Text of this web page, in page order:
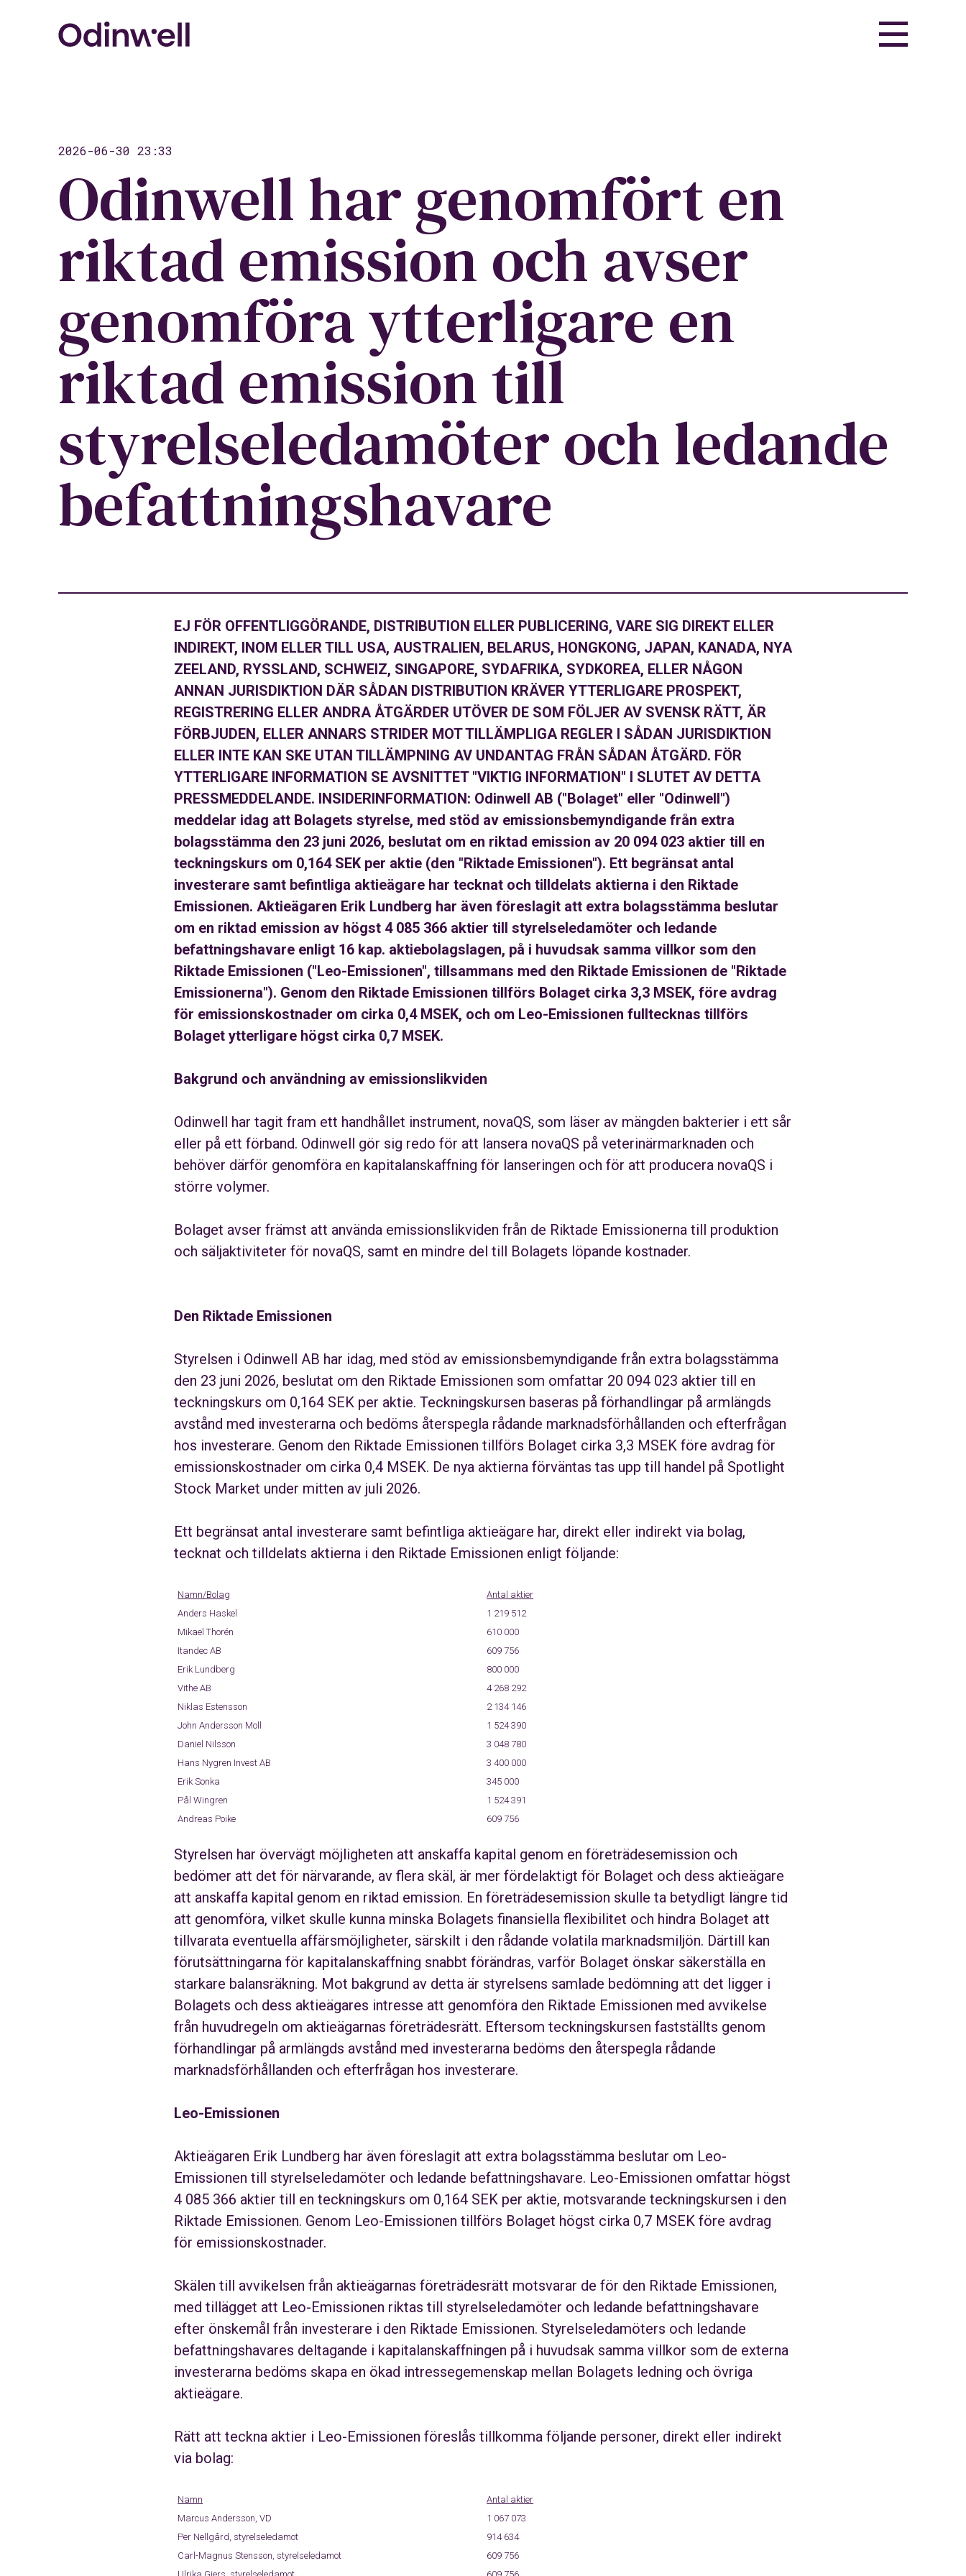
2026-06-30 23:33
Odinwell har genomfört en
riktad emission och avser
genomföra ytterligare en
riktad emission till
styrelseledamöter och ledande
befattningshavare
EJ FÖR OFFENTLIGGÖRANDE, DISTRIBUTION ELLER PUBLICERING, VARE SIG DIREKT ELLER
INDIREKT, INOM ELLER TILL USA, AUSTRALIEN, BELARUS, HONGKONG, JAPAN, KANADA, NYA
ZEELAND, RYSSLAND, SCHWEIZ, SINGAPORE, SYDAFRIKA, SYDKOREA, ELLER NÅGON
ANNAN JURISDIKTION DÄR SÅDAN DISTRIBUTION KRÄVER YTTERLIGARE PROSPEKT,
REGISTRERING ELLER ANDRA ÅTGÄRDER UTÖVER DE SOM FÖLJER AV SVENSK RÄTT, ÄR
FÖRBJUDEN, ELLER ANNARS STRIDER MOT TILLÄMPLIGA REGLER I SÅDAN JURISDIKTION
ELLER INTE KAN SKE UTAN TILLÄMPNING AV UNDANTAG FRÅN SÅDAN ÅTGÄRD. FÖR
YTTERLIGARE INFORMATION SE AVSNITTET "VIKTIG INFORMATION" I SLUTET AV DETTA
PRESSMEDDELANDE. INSIDERINFORMATION: Odinwell AB ("Bolaget" eller "Odinwell")
meddelar idag att Bolagets styrelse, med stöd av emissionsbemyndigande från extra
bolagsstämma den 23 juni 2026, beslutat om en riktad emission av 20 094 023 aktier till en
teckningskurs om 0,164 SEK per aktie (den "Riktade Emissionen"). Ett begränsat antal
investerare samt befintliga aktieägare har tecknat och tilldelats aktierna i den Riktade
Emissionen. Aktieägaren Erik Lundberg har även föreslagit att extra bolagsstämma beslutar
om en riktad emission av högst 4 085 366 aktier till styrelseledamöter och ledande
befattningshavare enligt 16 kap. aktiebolagslagen, på i huvudsak samma villkor som den
Riktade Emissionen ("Leo-Emissionen", tillsammans med den Riktade Emissionen de "Riktade
Emissionerna"). Genom den Riktade Emissionen tillförs Bolaget cirka 3,3 MSEK, före avdrag
för emissionskostnader om cirka 0,4 MSEK, och om Leo-Emissionen fulltecknas tillförs
Bolaget ytterligare högst cirka 0,7 MSEK.
Bakgrund och användning av emissionslikviden
Odinwell har tagit fram ett handhållet instrument, novaQS, som läser av mängden bakterier i ett sår
eller på ett förband. Odinwell gör sig redo för att lansera novaQS på veterinärmarknaden och
behöver därför genomföra en kapitalanskaffning för lanseringen och för att producera novaQS i
större volymer.
Bolaget avser främst att använda emissionslikviden från de Riktade Emissionerna till produktion
och säljaktiviteter för novaQS, samt en mindre del till Bolagets löpande kostnader.
Den Riktade Emissionen
Styrelsen i Odinwell AB har idag, med stöd av emissionsbemyndigande från extra bolagsstämma
den 23 juni 2026, beslutat om den Riktade Emissionen som omfattar 20 094 023 aktier till en
teckningskurs om 0,164 SEK per aktie. Teckningskursen baseras på förhandlingar på armlängds
avstånd med investerarna och bedöms återspegla rådande marknadsförhållanden och efterfrågan
hos investerare. Genom den Riktade Emissionen tillförs Bolaget cirka 3,3 MSEK före avdrag för
emissionskostnader om cirka 0,4 MSEK. De nya aktierna förväntas tas upp till handel på Spotlight
Stock Market under mitten av juli 2026.
Ett begränsat antal investerare samt befintliga aktieägare har, direkt eller indirekt via bolag,
tecknat och tilldelats aktierna i den Riktade Emissionen enligt följande:
Namn/Bolag
Antal aktier
Anders Haskel
1 219 512
Mikael Thorén
610 000
Itandec AB
609 756
Erik Lundberg
800 000
Vithe AB
4 268 292
Niklas Estensson
2 134 146
John Andersson Moll
1 524 390
Daniel Nilsson
3 048 780
Hans Nygren Invest AB
3 400 000
Erik Sonka
345 000
Pål Wingren
1 524 391
Andreas Poike
609 756
Styrelsen har övervägt möjligheten att anskaffa kapital genom en företrädesemission och
bedömer att det för närvarande, av flera skäl, är mer fördelaktigt för Bolaget och dess aktieägare
att anskaffa kapital genom en riktad emission. En företrädesemission skulle ta betydligt längre tid
att genomföra, vilket skulle kunna minska Bolagets finansiella flexibilitet och hindra Bolaget att
tillvarata eventuella affärsmöjligheter, särskilt i den rådande volatila marknadsmiljön. Därtill kan
förutsättningarna för kapitalanskaffning snabbt förändras, varför Bolaget önskar säkerställa en
starkare balansräkning. Mot bakgrund av detta är styrelsens samlade bedömning att det ligger i
Bolagets och dess aktieägares intresse att genomföra den Riktade Emissionen med avvikelse
från huvudregeln om aktieägarnas företrädesrätt. Eftersom teckningskursen fastställts genom
förhandlingar på armlängds avstånd med investerarna bedöms den återspegla rådande
marknadsförhållanden och efterfrågan hos investerare.
Leo-Emissionen
Aktieägaren Erik Lundberg har även föreslagit att extra bolagsstämma beslutar om Leo-
Emissionen till styrelseledamöter och ledande befattningshavare. Leo-Emissionen omfattar högst
4 085 366 aktier till en teckningskurs om 0,164 SEK per aktie, motsvarande teckningskursen i den
Riktade Emissionen. Genom Leo-Emissionen tillförs Bolaget högst cirka 0,7 MSEK före avdrag
för emissionskostnader.
Skälen till avvikelsen från aktieägarnas företrädesrätt motsvarar de för den Riktade Emissionen,
med tillägget att Leo-Emissionen riktas till styrelseledamöter och ledande befattningshavare
efter önskemål från investerare i den Riktade Emissionen. Styrelseledamöters och ledande
befattningshavares deltagande i kapitalanskaffningen på i huvudsak samma villkor som de externa
investerarna bedöms skapa en ökad intressegemenskap mellan Bolagets ledning och övriga
aktieägare.
Rätt att teckna aktier i Leo-Emissionen föreslås tillkomma följande personer, direkt eller indirekt
via bolag:
Namn
Antal aktier
Marcus Andersson, VD
1 067 073
Per Nellgård, styrelseledamot
914 634
Carl-Magnus Stensson, styrelseledamot
609 756